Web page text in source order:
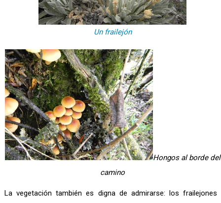
Un frailejón
Hongos al borde del
camino
La vegetación también es digna de admirarse: los frailejones